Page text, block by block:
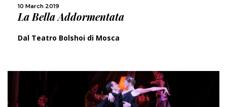
10 March 2019
La Bella Addormentata
Dal Teatro Bolshoi di Mosca